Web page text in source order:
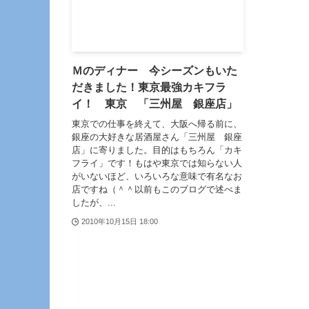
Ｍのディナー 今シーズンもいた
だきました！東京最強カキフラ
イ！ 東京 「三州屋 銀座店」
東京での仕事を終えて、大阪へ帰る前に、
銀座の大好きな居酒屋さん「三州屋 銀座
店」に寄りました。目的はもちろん「カキ
フライ」です！もはや東京では知らない人
がいないほど、いろいろな意味で有名なお
店ですね（＾＾以前もこのブログで述べま
したが、...
2010年10月15日 18:00